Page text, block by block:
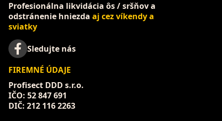
Profesionálna likvidácia ôs / sršňov a
odstránenie hniezda aj cez víkendy a
sviatky
Sledujte nás
FIREMNÉ ÚDAJE
Profisect DDD s.r.o.
IČO: 52 847 691
DIČ: 212 116 2263